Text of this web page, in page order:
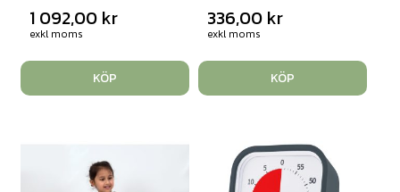
1 092,00 kr
exkl moms
KÖP
336,00 kr
exkl moms
KÖP